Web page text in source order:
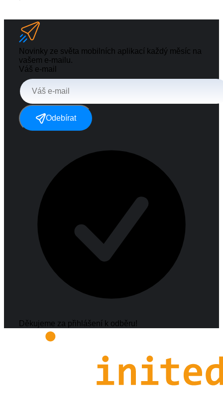
Novinky ze světa mobilních aplikací každý měsíc na
vašem e-mailu.
Váš e-mail
Odebírat
Děkujeme za přihlášení k odběru!